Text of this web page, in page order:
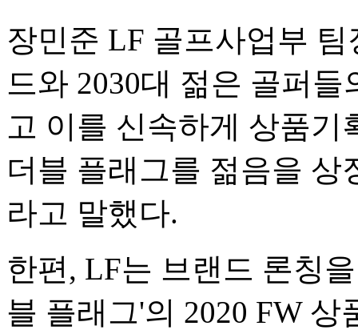
장민준 LF 골프사업부
드와 2030대 젊은 골퍼
고 이를 신속하게 상품기
더블 플래그를 젊음을
라고 말했다.
한편, LF는 브랜드 론칭
블 플래그'의 2020 FW